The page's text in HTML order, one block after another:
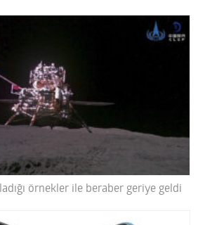
örnekler ile beraber geriye geldi